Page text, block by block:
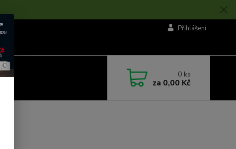
Přihlášení
0 ks
za 0,00 Kč